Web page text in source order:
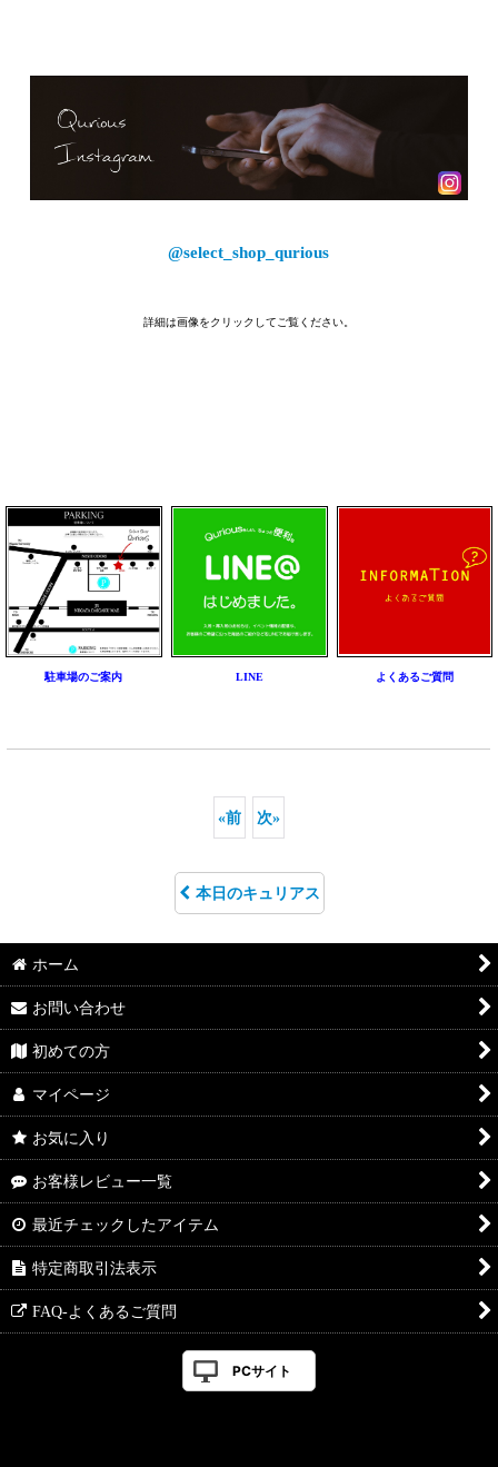
@select_shop_qurious
詳細は画像をクリックしてご覧ください。
駐車場のご案内 LINE よくあるご質問
«前 次»
本日のキュリアス
ホーム
お問い合わせ
初めての方
マイページ
お気に入り
お客様レビュー一覧
最近チェックしたアイテム
特定商取引法表示
FAQ-よくあるご質問
PCサイト